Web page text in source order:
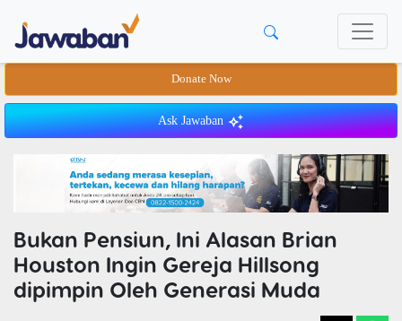
Donate Now
Ask Jawaban
Bukan Pensiun, Ini Alasan Brian
Houston Ingin Gereja Hillsong
dipimpin Oleh Generasi Muda